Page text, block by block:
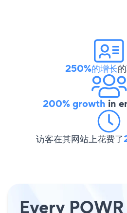
250%的增长
200% growth in
访客在其网站上花费了
Every